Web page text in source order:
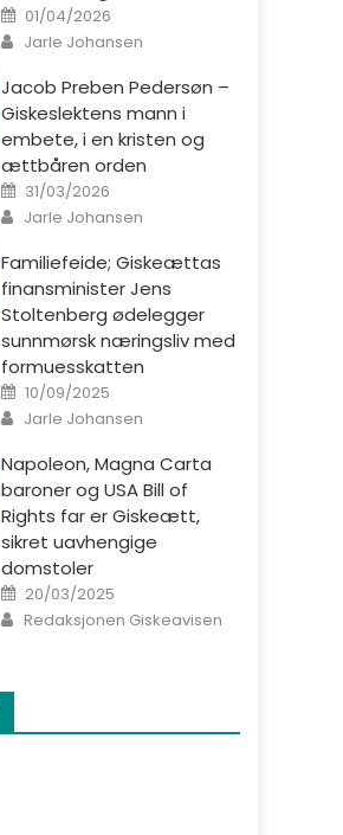
Posted on
01/04/2026
Author
Jarle Johansen
Jacob Preben Pedersøn –
Giskeslektens mann i
embete, i en kristen og
ættbåren orden
Posted on
31/03/2026
Author
Jarle Johansen
Familiefeide; Giskeættas
finansminister Jens
Stoltenberg ødelegger
sunnmørsk næringsliv med
formuesskatten
Posted on
10/09/2025
Author
Jarle Johansen
Napoleon, Magna Carta
baroner og USA Bill of
Rights far er Giskeætt,
sikret uavhengige
domstoler
Posted on
20/03/2025
Author
Redaksjonen Giskeavisen